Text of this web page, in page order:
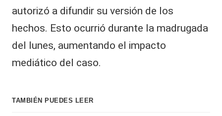
autorizó a difundir su versión de los
hechos. Esto ocurrió durante la madrugada
del lunes, aumentando el impacto
mediático del caso.
TAMBIÉN PUEDES LEER